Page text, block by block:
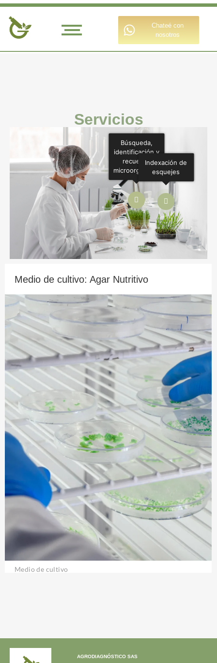
Chateé con
nosotros
Servicios
Búsqueda,
identificación y
recuento
microorganismos
Indexación de
esquejes
Medio de cultivo: Agar Nutritivo
Medio de cultivo
AGRODIAGNÓSTICO SAS